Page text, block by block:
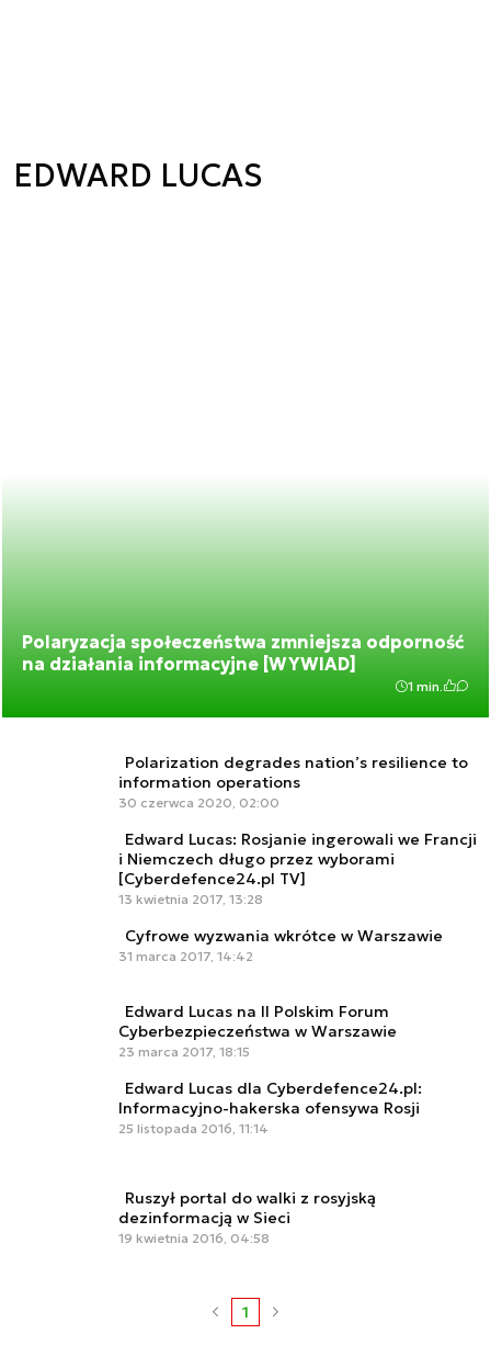
EDWARD LUCAS
Polaryzacja społeczeństwa zmniejsza odporność
na działania informacyjne [WYWIAD]
1 min.
Polarization degrades nation’s resilience to
information operations
30 czerwca 2020, 02:00
Edward Lucas: Rosjanie ingerowali we Francji
i Niemczech długo przez wyborami
[Cyberdefence24.pl TV]
13 kwietnia 2017, 13:28
Cyfrowe wyzwania wkrótce w Warszawie
31 marca 2017, 14:42
Edward Lucas na II Polskim Forum
Cyberbezpieczeństwa w Warszawie
23 marca 2017, 18:15
Edward Lucas dla Cyberdefence24.pl:
Informacyjno-hakerska ofensywa Rosji
25 listopada 2016, 11:14
Ruszył portal do walki z rosyjską
dezinformacją w Sieci
19 kwietnia 2016, 04:58
1